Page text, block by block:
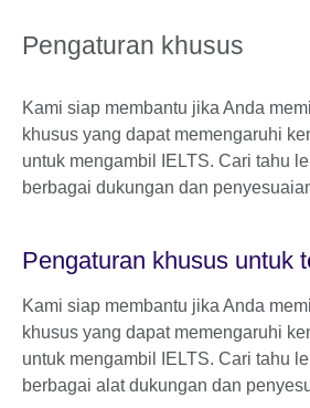
Pengaturan khusus
Kami siap membantu jika Anda
khusus yang dapat memengaruhi
untuk mengambil IELTS. Cari tahu
berbagai dukungan dan
Pengaturan khusus untuk
Kami siap membantu jika Anda
khusus yang dapat memengaruhi
untuk mengambil IELTS. Cari tahu
berbagai alat dukungan dan